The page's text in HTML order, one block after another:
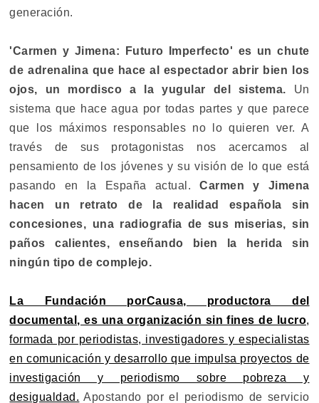
generación.
'Carmen y Jimena: Futuro Imperfecto' es un chute
de adrenalina que hace al espectador abrir bien los
ojos, un mordisco a la yugular del sistema. Un
sistema que hace agua por todas partes y que parece
que los máximos responsables no lo quieren ver. A
través de sus protagonistas nos acercamos al
pensamiento de los jóvenes y su visión de lo que está
pasando en la España actual.Carmen y Jimena
hacen un retrato de la realidad española sin
concesiones, una radiografia de sus miserias, sin
paños calientes, enseñando bien la herida sin
ningún tipo de complejo.
La Fundación porCausa, productora del
documental, es una organización sin fines de lucro,
formada por periodistas, investigadores y especialistas
en comunicación y desarrollo que impulsa proyectos de
investigación y periodismo sobre pobreza y
desigualdad. Apostando por el periodismo de servicio